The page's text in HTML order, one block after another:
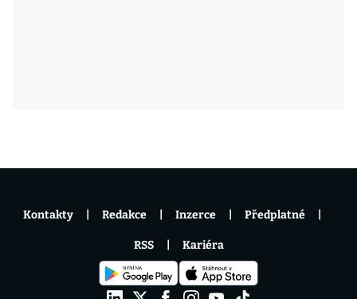
Kontakty Redakce Inzerce Předplatné
RSS Kariéra